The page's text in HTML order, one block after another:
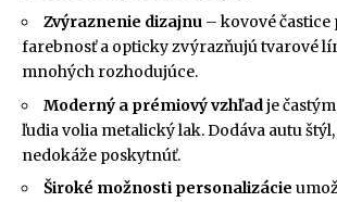
Zvýraznenie dizajnu – kovové
farebnosť a opticky zvýrazňujú tvarové
mnohých rozhodujúce.
Moderný a prémiový vzhľadje
ľudia volia metalický lak. Dodáva autu
nedokáže poskytnúť.
Široké možnosti personalizácie